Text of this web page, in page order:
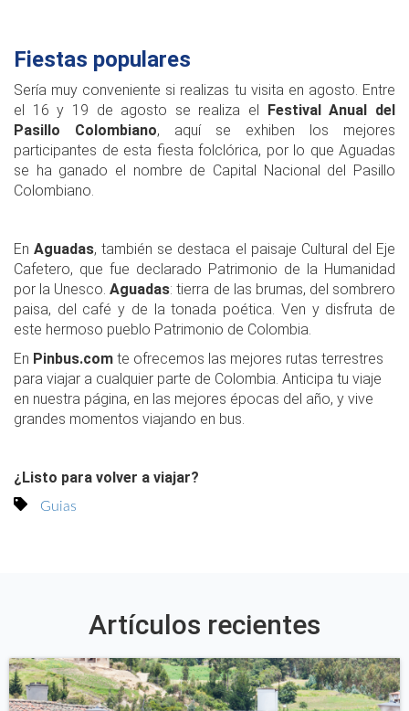
Fiestas populares
Sería muy conveniente si realizas tu visita en agosto. Entre
el 16 y 19 de agosto se realiza el Festival Anual del
Pasillo Colombiano, aquí se exhiben los mejores
participantes de esta fiesta folclórica, por lo que Aguadas
se ha ganado el nombre de Capital Nacional del Pasillo
Colombiano.
EnAguadas, también se destaca el paisaje Cultural del Eje
Cafetero, que fue declarado Patrimonio de la Humanidad
por la Unesco.Aguadas: tierra de las brumas, del sombrero
paisa, del café y de la tonada poética. Ven y disfruta de
este hermoso pueblo Patrimonio de Colombia.
En Pinbus.com te ofrecemos las mejores rutas terrestres
para viajar a cualquier parte de Colombia. Anticipa tu viaje
en nuestra página, en las mejores épocas del año, y vive
grandes momentos viajando en bus.
¿Listo para volver a viajar?
Guias
Artículos recientes